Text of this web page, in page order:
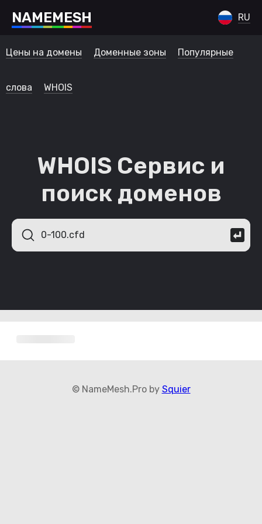
NAMEMESH RU
Цены на домены Доменные зоны Популярные
слова WHOIS
WHOIS Сервис и
поиск доменов
© NameMesh.Pro by Squier